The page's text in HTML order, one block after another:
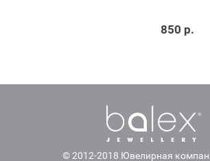
850 р.
© 2012-2018 Ювелирная